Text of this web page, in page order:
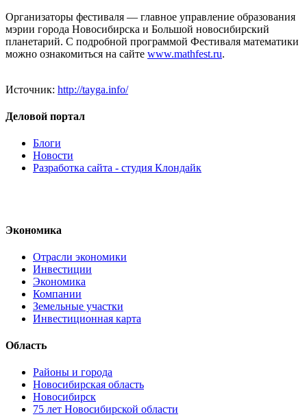
Организаторы фестиваля — главное управление образования
мэрии города Новосибирска и Большой новосибирский
планетарий. С подробной программой Фестиваля математики
можно ознакомиться на сайте www.mathfest.ru.
Источник: http://tayga.info/
Деловой портал
Блоги
Новости
Разработка сайта - студия Клондайк
Экономика
Отрасли экономики
Инвестиции
Экономика
Компании
Земельные участки
Инвестиционная карта
Область
Районы и города
Новосибирская область
Новосибирск
75 лет Новосибирской области